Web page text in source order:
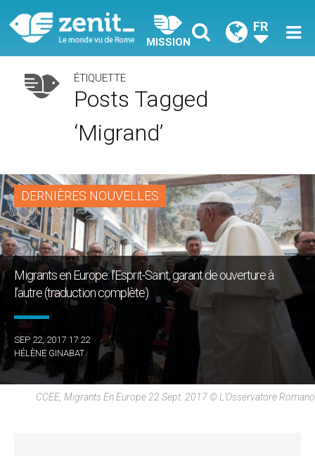
MISSION
FR
ÉTIQUETTE
Posts Tagged
‘migrand’
DERNIÈRES NOUVELLES
Migrants en Europe: l’Esprit-Saint, garant de ouverture à
l’autre (traduction complète)
SEP 22, 2017 17:22
HÉLÈNE GINABAT
CCEE, Migrants En Europe 22 Sept. 2017 © L'Osservatore Romano